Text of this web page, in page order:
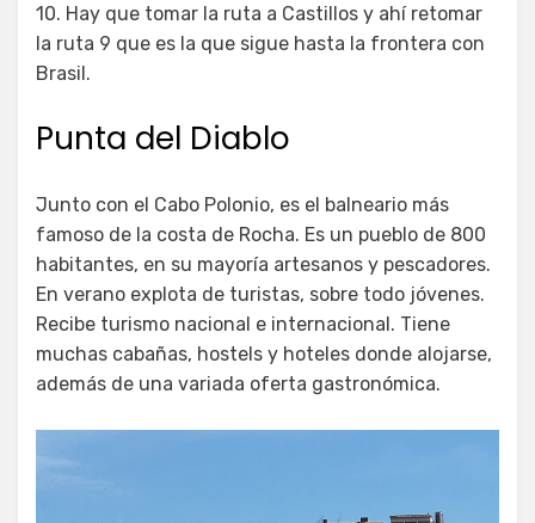
10. Hay que tomar la ruta a Castillos y ahí retomar
la ruta 9 que es la que sigue hasta la frontera con
Brasil.
Punta del Diablo
Junto con el Cabo Polonio, es el balneario más
famoso de la costa de Rocha. Es un pueblo de 800
habitantes, en su mayoría artesanos y pescadores.
En verano explota de turistas, sobre todo jóvenes.
Recibe turismo nacional e internacional. Tiene
muchas cabañas, hostels y hoteles donde alojarse,
además de una variada oferta gastronómica.